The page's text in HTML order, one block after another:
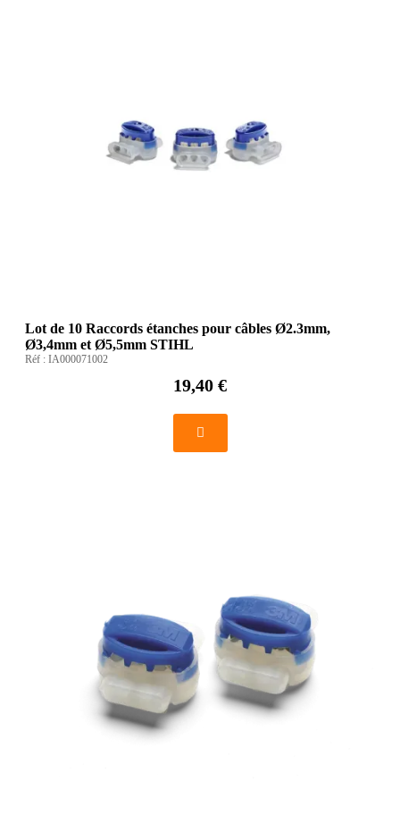
Lot de 10 Raccords étanches pour câbles Ø2.3mm,
Ø3,4mm et Ø5,5mm STIHL
Réf : IA000071002
19,40 €